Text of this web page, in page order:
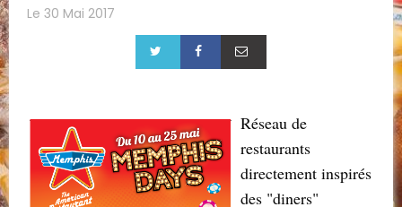
Le 30 Mai 2017
Réseau de
restaurants
directement inspirés
des "diners"